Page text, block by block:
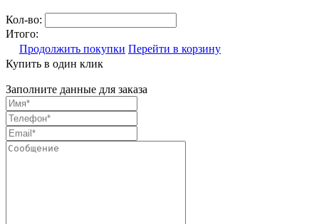
Кол-во:
Итого:
Продолжить покупки Перейти в корзину
Купить в один клик
Заполните данные для заказа